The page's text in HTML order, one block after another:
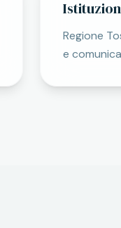
Regione
e